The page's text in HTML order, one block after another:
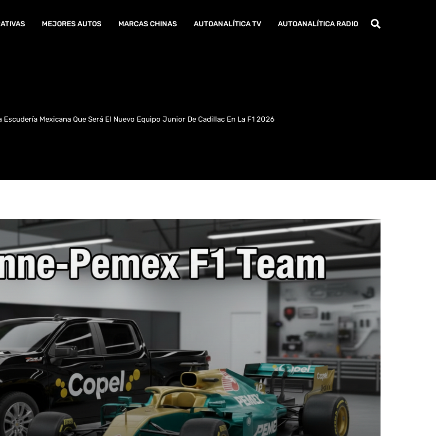
MEJORES AUTOS MARCAS CHINAS AUTOANALÍTICA TV AUTOANALÍTICA RADIO
Escudería Mexicana Que Será El Nuevo Equipo Junior De Cadillac En La F1 2026